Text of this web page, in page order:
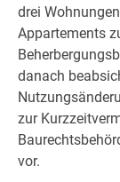
drei
Appartements
danach
zur
vor.